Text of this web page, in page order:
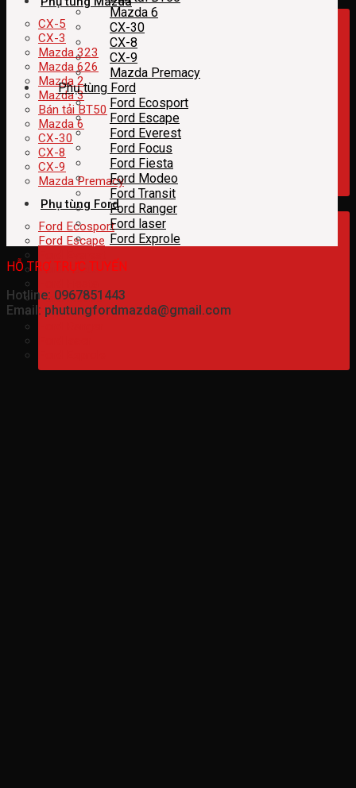
CX-5
CX-3
Mazda 323
Mazda 626
Mazda 2
Mazda 3
Bán tải BT50
Mazda 6
CX-30
CX-8
CX-9
Mazda Premacy
Phụ tùng Ford
Ford Ecosport
Ford Escape
Ford Focus
Ford Modeo
Ford Transit
Mazda 6
CX-30
CX-8
CX-9
Mazda Premacy
Phụ tùng Ford
Ford Ecosport
Ford Escape
Ford Everest
Ford Focus
Ford Fiesta
Ford Modeo
Ford Transit
Ford Ranger
Ford laser
Ford Exprole
HỖ TRỢ TRỰC TUYẾN
Hotline: 0967851443
Email: phutungfordmazda@gmail.com